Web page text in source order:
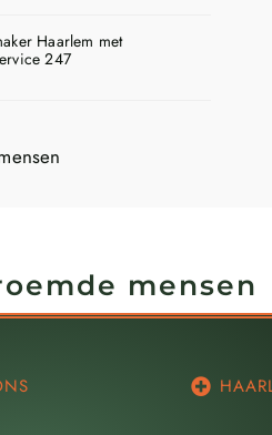
Haarlem met
247
mensen